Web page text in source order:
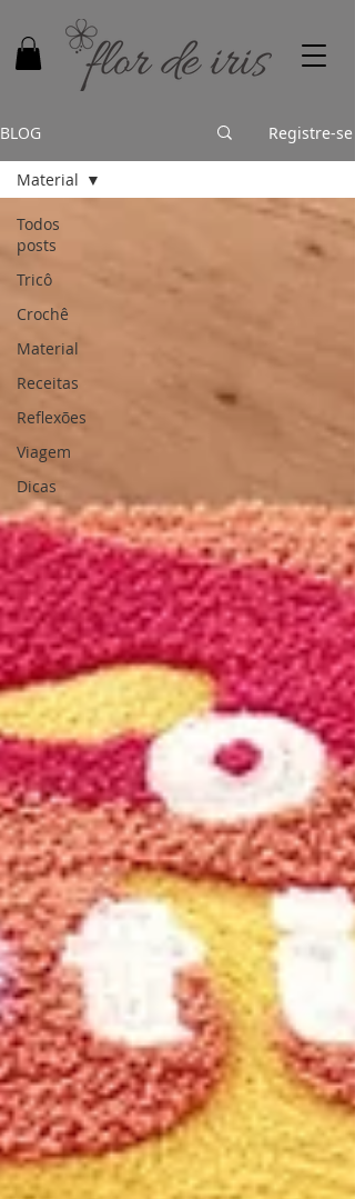
BLOG Registre-se
Todos
posts
Tricô
Crochê
Material
Receitas
Reflexões
Viagem
Dicas
Material